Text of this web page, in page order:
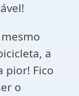
a
pior! Fico
o